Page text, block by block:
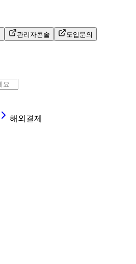
관리자콘솔 도입문의
해외결제